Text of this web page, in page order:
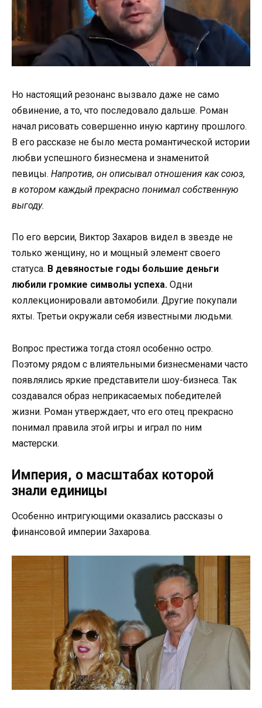
Но настоящий резонанс вызвало даже не само
обвинение, а то, что последовало дальше. Роман
начал рисовать совершенно иную картину прошлого.
В его рассказе не было места романтической истории
любви успешного бизнесмена и знаменитой
певицы. Напротив, он описывал отношения как союз,
в котором каждый прекрасно понимал собственную
выгоду.
По его версии, Виктор Захаров видел в звезде не
только женщину, но и мощный элемент своего
статуса. В девяностые годы большие деньги
любили громкие символы успеха. Одни
коллекционировали автомобили. Другие покупали
яхты. Третьи окружали себя известными людьми.
Вопрос престижа тогда стоял особенно остро.
Поэтому рядом с влиятельными бизнесменами часто
появлялись яркие представители шоу-бизнеса. Так
создавался образ неприкасаемых победителей
жизни. Роман утверждает, что его отец прекрасно
понимал правила этой игры и играл по ним
мастерски.
Империя, о масштабах которой
знали единицы
Особенно интригующими оказались рассказы о
финансовой империи Захарова.